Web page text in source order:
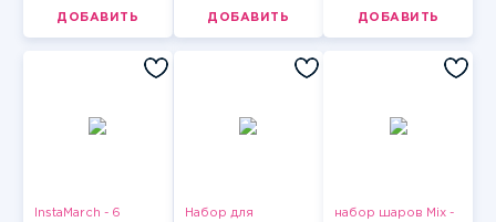
ДОБАВИТЬ ДОБАВИТЬ ДОБАВИТЬ
InstaMarch - 6
Набор для
набор шаров Mix -